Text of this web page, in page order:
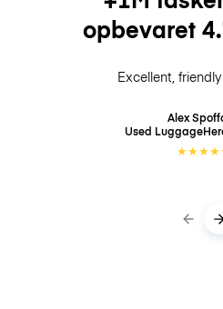
opbevaret
Excellent,
Alex
Used
★★★★